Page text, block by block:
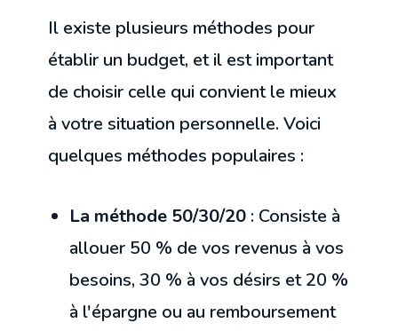
Il existe plusieurs méthodes pour
établir un budget, et il est important
de choisir celle qui convient le mieux
à votre situation personnelle. Voici
quelques méthodes populaires :
La méthode 50/30/20 : Consiste à
allouer 50 % de vos revenus à vos
besoins, 30 % à vos désirs et 20 %
à l'épargne ou au remboursement